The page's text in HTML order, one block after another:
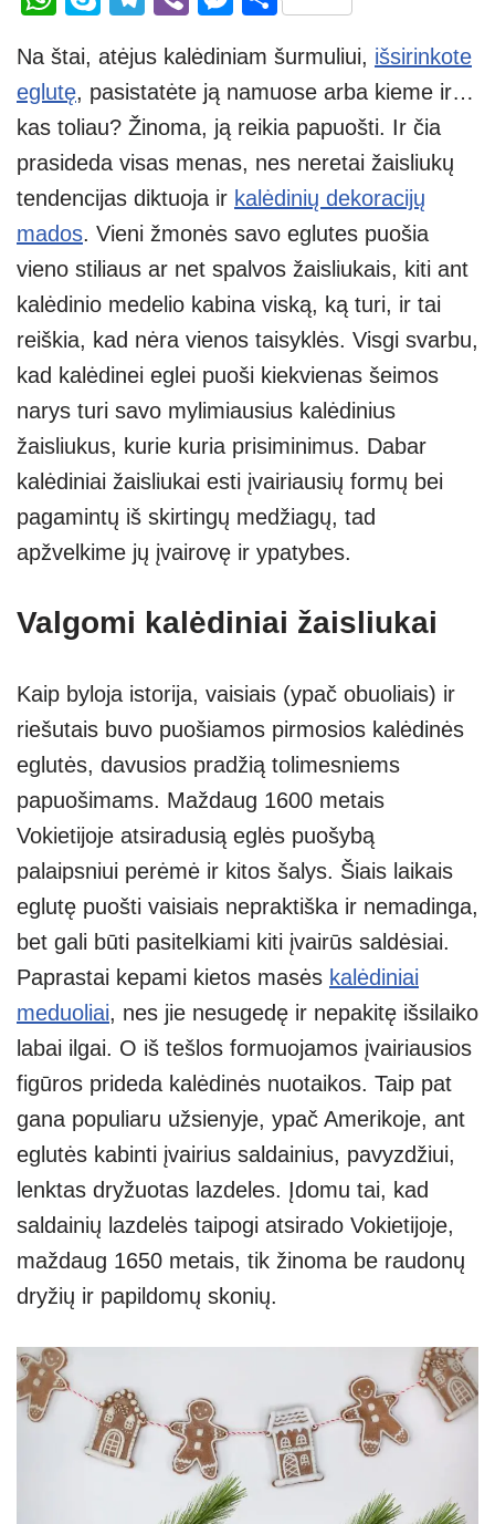
at
s
A
p
p
p
e
e
gr
a
m
er ss
e
n
g
er
ar
e
Na štai, atėjus kalėdiniam šurmuliui, išsirinkote
eglutę, pasistatėte ją namuose arba kieme ir…
kas toliau? Žinoma, ją reikia papuošti. Ir čia
prasideda visas menas, nes neretai žaisliukų
tendencijas diktuoja ir kalėdinių dekoracijų
mados. Vieni žmonės savo eglutes puošia
vieno stiliaus ar net spalvos žaisliukais, kiti ant
kalėdinio medelio kabina viską, ką turi, ir tai
reiškia, kad nėra vienos taisyklės. Visgi svarbu,
kad kalėdinei eglei puoši kiekvienas šeimos
narys turi savo mylimiausius kalėdinius
žaisliukus, kurie kuria prisiminimus. Dabar
kalėdiniai žaisliukai esti įvairiausių formų bei
pagamintų iš skirtingų medžiagų, tad
apžvelkime jų įvairovę ir ypatybes.
Valgomi kalėdiniai žaisliukai
Kaip byloja istorija, vaisiais (ypač obuoliais) ir
riešutais buvo puošiamos pirmosios kalėdinės
eglutės, davusios pradžią tolimesniems
papuošimams. Maždaug 1600 metais
Vokietijoje atsiradusią eglės puošybą
palaipsniui perėmė ir kitos šalys. Šiais laikais
eglutę puošti vaisiais nepraktiška ir nemadinga,
bet gali būti pasitelkiami kiti įvairūs saldėsiai.
Paprastai kepami kietos masės kalėdiniai
meduoliai, nes jie nesugedę ir nepakitę išsilaiko
labai ilgai. O iš tešlos formuojamos įvairiausios
figūros prideda kalėdinės nuotaikos. Taip pat
gana populiaru užsienyje, ypač Amerikoje, ant
eglutės kabinti įvairius saldainius, pavyzdžiui,
lenktas dryžuotas lazdeles. Įdomu tai, kad
saldainių lazdelės taipogi atsirado Vokietijoje,
maždaug 1650 metais, tik žinoma be raudonų
dryžių ir papildomų skonių.